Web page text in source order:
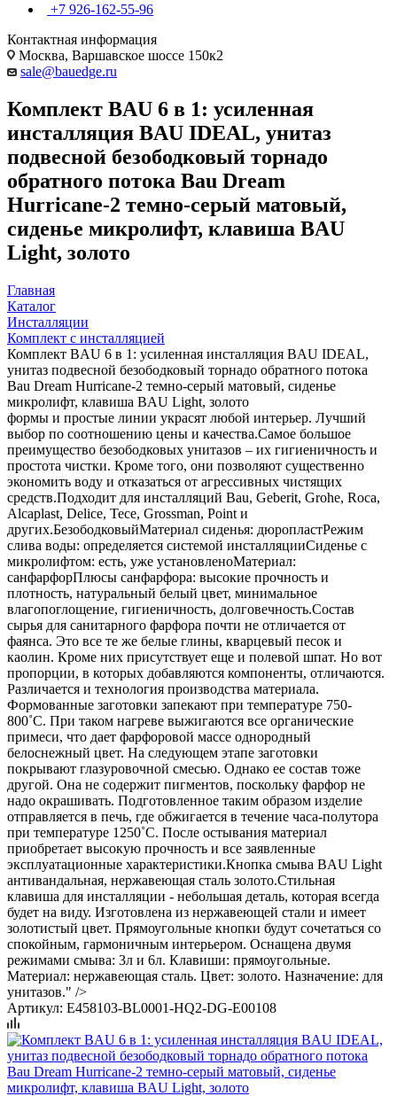
+7 926-162-55-96
Контактная информация
Москва, Варшавское шоссе 150к2
sale@bauedge.ru
Комплект BAU 6 в 1: усиленная
инсталляция BAU IDEAL, унитаз
подвесной безободковый торнадо
обратного потока Bau Dream
Hurricane-2 темно-серый матовый,
сиденье микролифт, клавиша BAU
Light, золото
Главная
Каталог
Инсталляции
Комплект с инсталляцией
Комплект BAU 6 в 1: усиленная инсталляция BAU IDEAL,
унитаз подвесной безободковый торнадо обратного потока
Bau Dream Hurricane-2 темно-серый матовый, сиденье
микролифт, клавиша BAU Light, золото
формы и простые линии украсят любой интерьер. Лучший
выбор по соотношению цены и качества.Самое большое
преимущество безободковых унитазов – их гигиеничность и
простота чистки. Кроме того, они позволяют существенно
экономить воду и отказаться от агрессивных чистящих
средств.Подходит для инсталляций Bau, Geberit, Grohe, Roca,
Alcaplast, Delice, Tece, Grossman, Point и
других.БезободковыйМатериал сиденья: дюропластРежим
слива воды: определяется системой инсталляцииСиденье с
микролифтом: есть, уже установленоМатериал:
санфарфорПлюсы санфарфора: высокие прочность и
плотность, натуральный белый цвет, минимальное
влагопоглощение, гигиеничность, долговечность.Состав
сырья для санитарного фарфора почти не отличается от
фаянса. Это все те же белые глины, кварцевый песок и
каолин. Кроме них присутствует еще и полевой шпат. Но вот
пропорции, в которых добавляются компоненты, отличаются.
Различается и технология производства материала.
Формованные заготовки запекают при температуре 750-
800˚С. При таком нагреве выжигаются все органические
примеси, что дает фарфоровой массе однородный
белоснежный цвет. На следующем этапе заготовки
покрывают глазуровочной смесью. Однако ее состав тоже
другой. Она не содержит пигментов, поскольку фарфор не
надо окрашивать. Подготовленное таким образом изделие
отправляется в печь, где обжигается в течение часа-полутора
при температуре 1250˚С. После остывания материал
приобретает высокую прочность и все заявленные
эксплуатационные характеристики.Кнопка смыва BAU Light
антивандальная, нержавеющая сталь золото.Стильная
клавиша для инсталляции - небольшая деталь, которая всегда
будет на виду. Изготовлена из нержавеющей стали и имеет
золотистый цвет. Прямоугольные кнопки будут сочетаться со
спокойным, гармоничным интерьером. Оснащена двумя
режимами смыва: 3л и 6л. Клавиши: прямоугольные.
Материал: нержавеющая сталь. Цвет: золото. Назначение: для
унитазов." />
Артикул: E458103-BL0001-HQ2-DG-E00108